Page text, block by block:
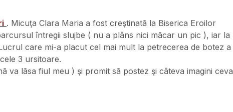
. Micuţa Clara Maria a fost creştinatã la Biserica Eroilor
întregii slujbe ( nu a plâns nici mãcar un pic ), iar la
care mi-a placut cel mai mult la petrecerea de botez a
3 ursitoare.
va lãsa fiul meu ) şi promit sã postez şi câteva imagini ceva